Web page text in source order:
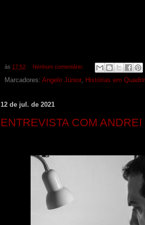
às 17:52 Nenhum comentário:
Marcadores: Angelo Júnior, Histórias em
12 de jul. de 2021
ENTREVISTA COM